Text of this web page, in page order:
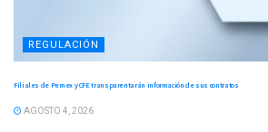
REGULACIÓN
Filiales de Pemex y CFE transparentarán información de sus contratos
AGOSTO 4, 2026